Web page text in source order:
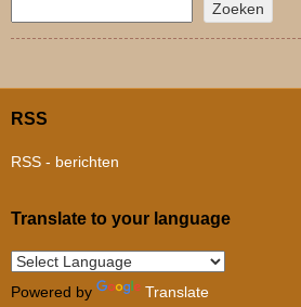
Zoeken
RSS
RSS - berichten
Translate to your language
Powered by Translate